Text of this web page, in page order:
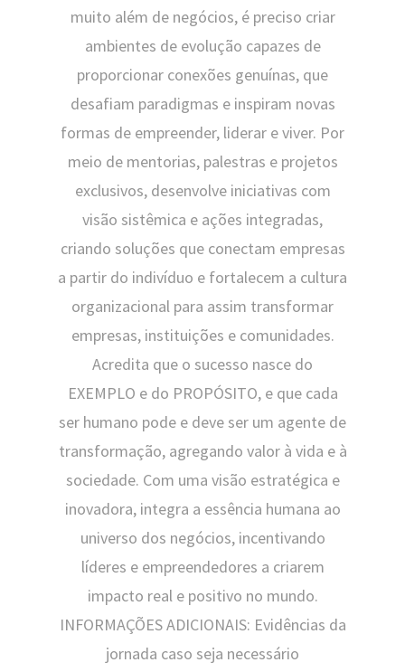
muito além de negócios, é preciso criar
ambientes de evolução capazes de
proporcionar conexões genuínas, que
desafiam paradigmas e inspiram novas
formas de empreender, liderar e viver. Por
meio de mentorias, palestras e projetos
exclusivos, desenvolve iniciativas com
visão sistêmica e ações integradas,
criando soluções que conectam empresas
a partir do indivíduo e fortalecem a cultura
organizacional para assim transformar
empresas, instituições e comunidades.
Acredita que o sucesso nasce do
EXEMPLO e do PROPÓSITO, e que cada
ser humano pode e deve ser um agente de
transformação, agregando valor à vida e à
sociedade. Com uma visão estratégica e
inovadora, integra a essência humana ao
universo dos negócios, incentivando
líderes e empreendedores a criarem
impacto real e positivo no mundo.
INFORMAÇÕES ADICIONAIS: Evidências da
jornada caso seja necessário